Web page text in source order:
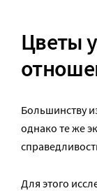
Цветы
Большинству
однако те же
Для этого